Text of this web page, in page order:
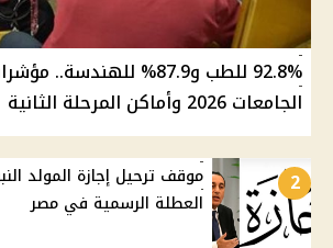
92.8% للطب و87.9%
الجامعات 2026 وأماكن المرحلة الثانية
2
العطلة الرسمية في مصر